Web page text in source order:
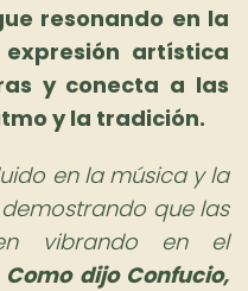
resonando en la
artística
y conecta a las
y la tradición.
en la música y la
que las
vibrando en el
Como dijo Confucio,